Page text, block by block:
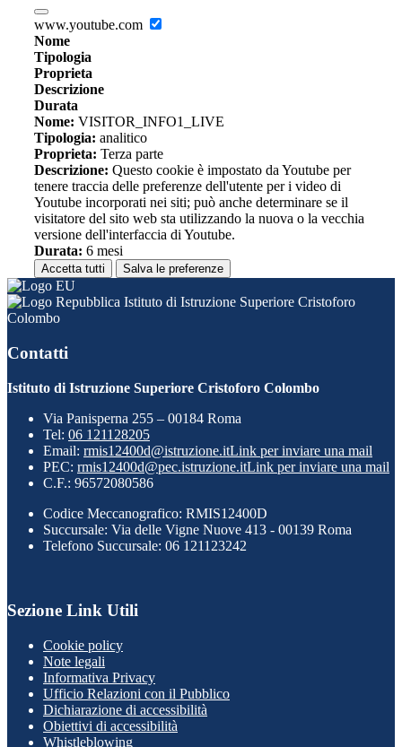
www.youtube.com
Nome
Tipologia
Proprieta
Descrizione
Durata
Nome: VISITOR_INFO1_LIVE
Tipologia: analitico
Proprieta: Terza parte
Descrizione: Questo cookie è impostato da Youtube per
tenere traccia delle preferenze dell'utente per i video di
Youtube incorporati nei siti; può anche determinare se il
visitatore del sito web sta utilizzando la nuova o la vecchia
versione dell'interfaccia di Youtube.
Durata: 6 mesi
Accetta tutti Salva le preferenze
Istituto di Istruzione Superiore Cristoforo
Colombo
Contatti
Istituto di Istruzione Superiore Cristoforo Colombo
Via Panisperna 255 – 00184 Roma
Tel: 06 121128205
Email: rmis12400d@istruzione.itLink per inviare una mail
PEC: rmis12400d@pec.istruzione.itLink per inviare una mail
C.F.: 96572080586
Codice Meccanografico: RMIS12400D
Succursale: Via delle Vigne Nuove 413 - 00139 Roma
Telefono Succursale: 06 121123242
Sezione Link Utili
Cookie policy
Note legali
Informativa Privacy
Ufficio Relazioni con il Pubblico
Dichiarazione di accessibilità
Obiettivi di accessibilità
Whistleblowing